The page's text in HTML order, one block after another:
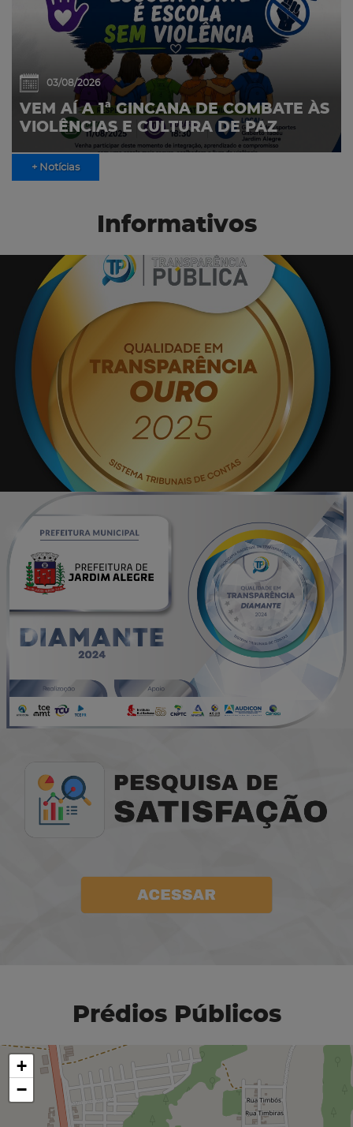
03/08/2026
VEM AÍ A 1ª GINCANA DE COMBATE ÀS
VIOLÊNCIAS E CULTURA DE PAZ
+ Notícias
Informativos
Prédios Públicos
+
−